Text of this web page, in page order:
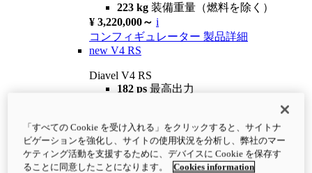
223 kg 装備重量（燃料を除く）
¥ 3,220,000～ i
コンフィギュレーター 製品詳細
new V4 RS
Diavel V4 RS
182 ps 最高出力
¥4,400,000 i
コンフィギュレーター 製品詳細
newV4 RS 100
「すべての Cookie を受け入れる」をクリックすると、サイトナ
ビゲーションを強化し、サイトの使用状況を分析し、弊社のマー
ケティング活動を支援するために、デバイスに Cookie を保存す
ることに同意したことになります。
Cookies information